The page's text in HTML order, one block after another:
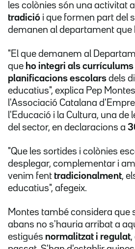
les colònies són una activitat
tradició i que formen part del
demanen al departament que
"El que demanem al
que ho integri als currículums
planificacions escolars dels
educatius", explica Pep
l'Associació Catalana
l'Educació i la Cultura, una de
del sector, en declaracions a
"Que les sortides i colònies
desplegar, complementar i
venim fent tradicionalment,
educatius", afegeix.
Montes també considera que
abans no s'hauria arribat a
estigués normalitzat i regulat,